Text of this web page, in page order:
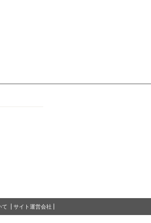
て サイト運営会社